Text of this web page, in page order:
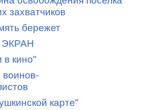
захватчиков
бережет
кино"
воинов-
карте"